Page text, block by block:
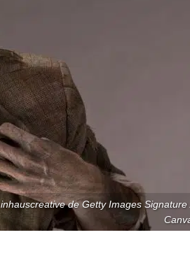
inhauscreative de Getty Images Signature